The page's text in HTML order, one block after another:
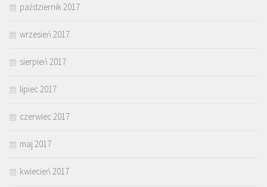
październik 2017
wrzesień 2017
sierpień 2017
lipiec 2017
czerwiec 2017
maj 2017
kwiecień 2017